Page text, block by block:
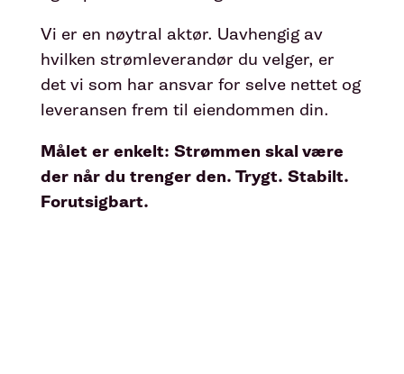
Vi er en nøytral aktør. Uavhengig av
hvilken strømleverandør du velger, er
det vi som har ansvar for selve nettet og
leveransen frem til eiendommen din.
Målet er enkelt: Strømmen skal være
der når du trenger den. Trygt. Stabilt.
Forutsigbart.